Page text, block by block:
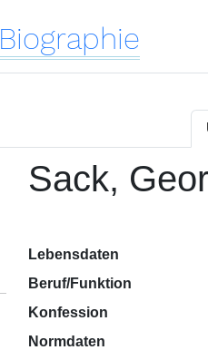
Biographie
Sack,
Lebensdaten
Beruf/Funktion
Konfession
Normdaten